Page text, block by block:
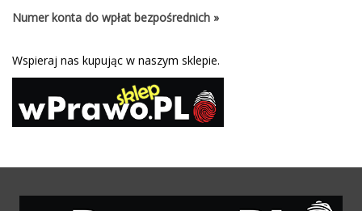
Numer konta do wpłat bezpośrednich »
Wspieraj nas kupując w naszym sklepie.